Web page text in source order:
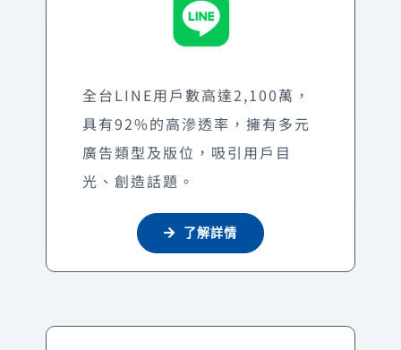
全台LINE用戶數高達2,100萬，
具有92%的高滲透率，擁有多元
廣告類型及版位，吸引用戶目
光、創造話題。
了解詳情